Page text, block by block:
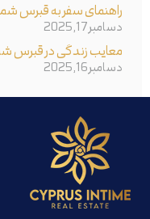
راهنمای سفر به قبرس
دسامبر 17, 2025
معایب زندگی در قبرس
دسامبر 16, 2025